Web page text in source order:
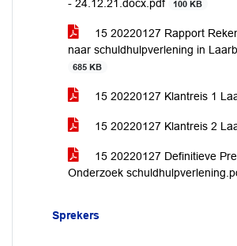
- 24.12.21.docx.pdf
100 KB
15 20220127 Rapport
naar schuldhulpverlening in
685 KB
15 20220127 Klantreis 1
15 20220127 Klantreis 2
15 20220127 Definitieve
Onderzoek
Sprekers